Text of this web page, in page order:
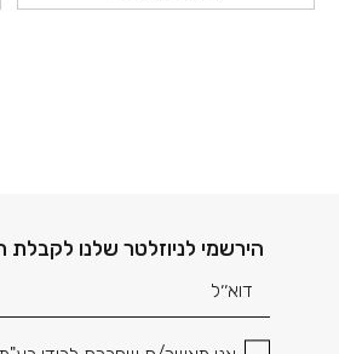
הירשמי לניוזלטר שלנו לקבלת
דוא׳׳ל